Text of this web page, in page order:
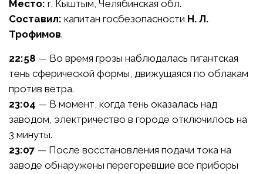
Место: г. Кыштым, Челябинская обл.
Составил: капитан госбезопасности Н. Л.
Трофимов.
22:58 — Во время грозы наблюдалась гигантская
тень сферической формы, движущаяся по облакам
против ветра.
23:04 — В момент, когда тень оказалась над
заводом, электричество в городе отключилось на
3 минуты.
23:07 — После восстановления подачи тока на
заводе обнаружены перегоревшие все приборы